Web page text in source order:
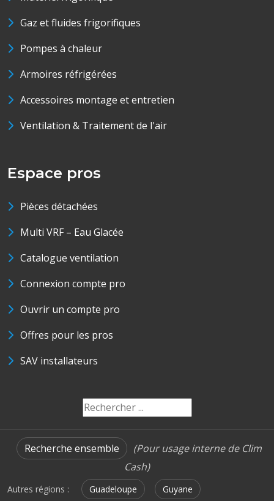
Gaz et fluides frigorifiques
Pompes à chaleur
Armoires réfrigérées
Accessoires montage et entretien
Ventilation & Traitement de l'air
Espace pros
Pièces détachées
Multi VRF – Eau Glacée
Catalogue ventilation
Connexion compte pro
Ouvrir un compte pro
Offres pour les pros
SAV installateurs
Recherche ensemble
(Pour usage interne de Clim
Cash)
Autres régions : Guadeloupe Guyane